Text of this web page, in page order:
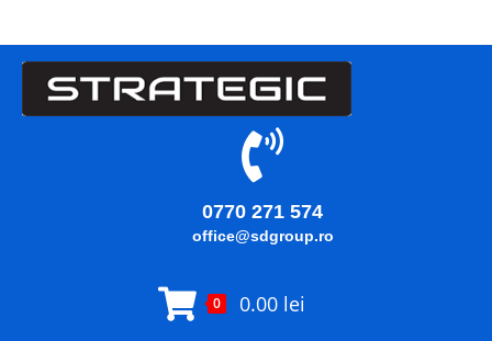
0770 271 574
office@sdgroup.ro
0 0.00 lei